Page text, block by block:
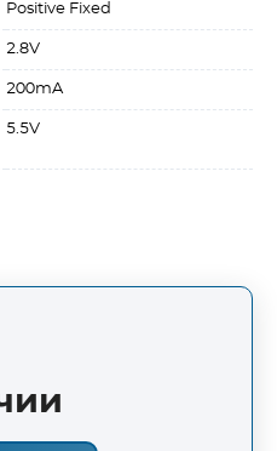
Positive Fixed
2.8V
200mA
5.5V